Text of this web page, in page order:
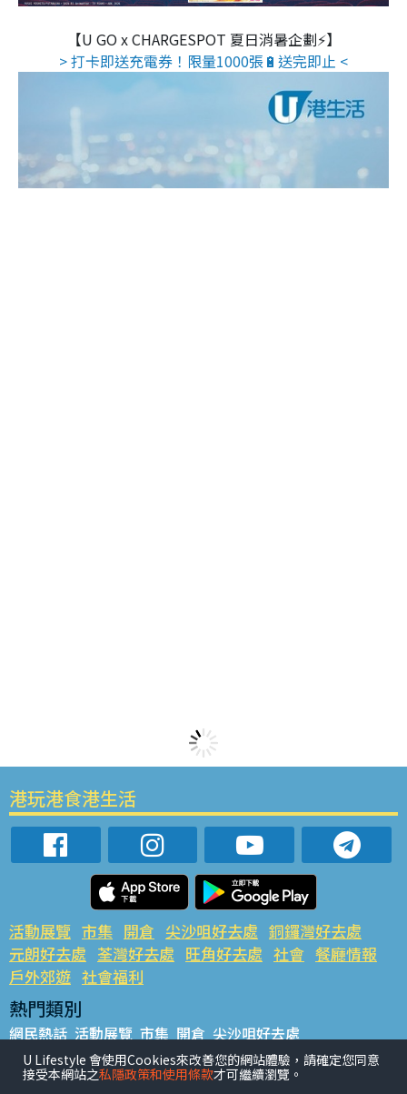
【U GO x CHARGESPOT 夏日消暑企劃⚡】
> 打卡即送充電券！限量1000張🔋送完即止 <
港玩港食港生活
活動展覽 市集 開倉 尖沙咀好去處 銅鑼灣好去處
元朗好去處 荃灣好去處 旺角好去處 社會 餐廳情報
戶外郊遊 社會福利
熱門類別
網民熱話 活動展覽 市集 開倉 尖沙咀好去處
銅鑼灣好去處 元朗好去處 荃灣好去處 旺角好去處 社會
餐廳情報 戶外郊遊
U Lifestyle 會使用Cookies來改善您的網站體驗，請確定您同意
接受本網站之私隱政策和使用條款才可繼續瀏覽。